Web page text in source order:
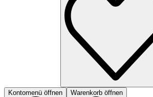
Kontomenü öffnen Warenkorb öffnen